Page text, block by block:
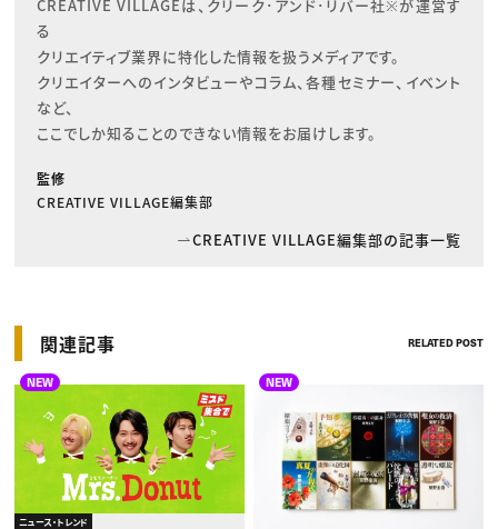
CREATIVE VILLAGEは、クリーク･アンド･リバー社※が運営す
る
クリエイティブ業界に特化した情報を扱うメディアです。
クリエイターへのインタビューやコラム、各種セミナー、イベント
など、
ここでしか知ることのできない情報をお届けします。
監修
CREATIVE VILLAGE編集部
CREATIVE VILLAGE編集部の記事一覧
関連記事 RELATED POST
NEW
ニュース・トレンド
NEW